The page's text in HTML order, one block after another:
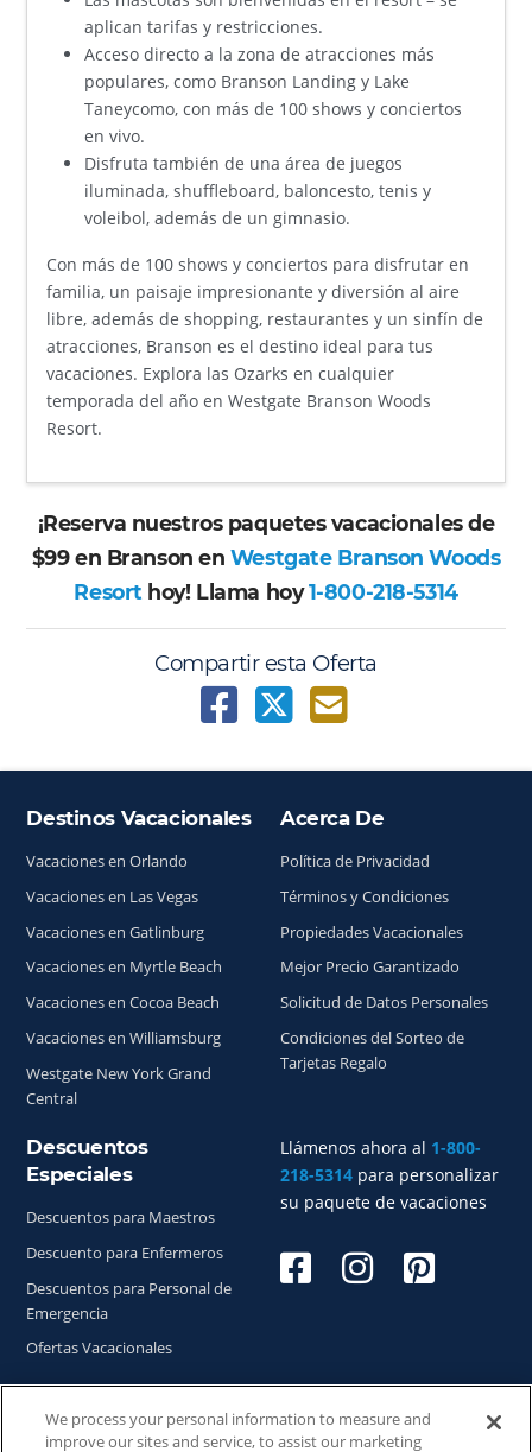
aplican tarifas y restricciones.
Acceso directo a la zona de atracciones más
populares, como Branson Landing y Lake
Taneycomo, con más de 100 shows y conciertos
en vivo.
Disfruta también de una área de juegos
iluminada, shuffleboard, baloncesto, tenis y
voleibol, además de un gimnasio.
Con más de 100 shows y conciertos para disfrutar en
familia, un paisaje impresionante y diversión al aire
libre, además de shopping, restaurantes y un sinfín de
atracciones, Branson es el destino ideal para tus
vacaciones. Explora las Ozarks en cualquier
temporada del año en Westgate Branson Woods
Resort.
¡Reserva nuestros paquetes vacacionales de
$99 en Branson en Westgate Branson Woods
Resort hoy! Llama hoy1-800-218-5314
Compartir esta Oferta
Índice del sitio
Llámenos ahora al 1-800-
218-5314 para personalizar
su paquete de vacaciones
Destinos Vacacionales
Vacaciones en Orlando
Vacaciones en Las Vegas
Vacaciones en Gatlinburg
Vacaciones en Myrtle Beach
Vacaciones en Cocoa Beach
Vacaciones en Williamsburg
Westgate New York Grand
Central
Acerca De
Política de Privacidad
Términos y Condiciones
Propiedades Vacacionales
Mejor Precio Garantizado
Solicitud de Datos Personales
Condiciones del Sorteo de
Tarjetas Regalo
Descuentos
Especiales
Descuentos para Maestros
Descuento para Enfermeros
Descuentos para Personal de
Emergencia
Ofertas Vacacionales
We process your personal information to measure and
improve our sites and service, to assist our marketing